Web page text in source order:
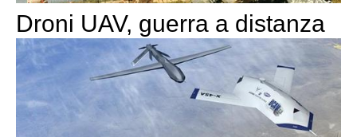
Droni UAV, guerra a distanza